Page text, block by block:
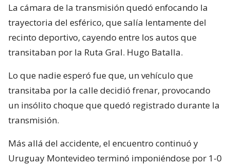
La cámara de la transmisión quedó enfocando la
trayectoria del esférico, que salía lentamente del
recinto deportivo, cayendo entre los autos que
transitaban por la Ruta Gral. Hugo Batalla.
Lo que nadie esperó fue que, un vehículo que
transitaba por la calle decidió frenar, provocando
un insólito choque que quedó registrado durante la
transmisión.
Más allá del accidente, el encuentro continuó y
Uruguay Montevideo terminó imponiéndose por 1-0